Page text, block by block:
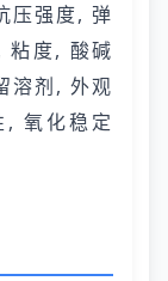
压强度, 弹
粘度, 酸碱
溶剂, 外观
氧化稳定